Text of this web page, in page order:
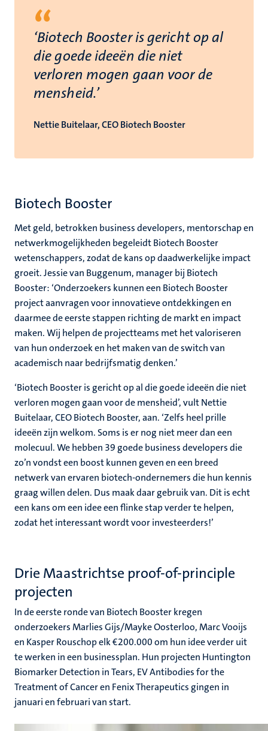
“
‘Biotech Booster is gericht op al
die goede ideeën die niet
verloren mogen gaan voor de
mensheid.’
Nettie Buitelaar, CEO Biotech Booster
Biotech Booster
Met geld, betrokken business developers, mentorschap en
netwerkmogelijkheden begeleidt Biotech Booster
wetenschappers, zodat de kans op daadwerkelijke impact
groeit. Jessie van Buggenum, manager bij Biotech
Booster: ‘Onderzoekers kunnen een Biotech Booster
project aanvragen voor innovatieve ontdekkingen en
daarmee de eerste stappen richting de markt en impact
maken. Wij helpen de projectteams met het valoriseren
van hun onderzoek en het maken van de switch van
academisch naar bedrijfsmatig denken.’
‘Biotech Booster is gericht op al die goede ideeën die niet
verloren mogen gaan voor de mensheid’, vult Nettie
Buitelaar, CEO Biotech Booster, aan. ‘Zelfs heel prille
ideeën zijn welkom. Soms is er nog niet meer dan een
molecuul. We hebben 39 goede business developers die
zo’n vondst een boost kunnen geven en een breed
netwerk van ervaren biotech-ondernemers die hun kennis
graag willen delen. Dus maak daar gebruik van. Dit is echt
een kans om een idee een flinke stap verder te helpen,
zodat het interessant wordt voor investeerders!’
Drie Maastrichtse proof-of-principle
projecten
In de eerste ronde van Biotech Booster kregen
onderzoekers Marlies Gijs/Mayke Oosterloo, Marc Vooijs
en Kasper Rouschop elk €200.000 om hun idee verder uit
te werken in een businessplan. Hun projecten Huntington
Biomarker Detection in Tears, EV Antibodies for the
Treatment of Cancer en Fenix Therapeutics gingen in
januari en februari van start.